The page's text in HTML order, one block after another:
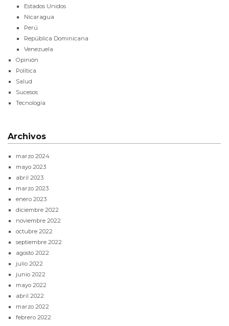
Estados Unidos
Nicaragua
Perú
República Dominicana
Venezuela
Opinión
Política
Salud
Sucesos
Tecnología
Archivos
marzo 2024
mayo 2023
abril 2023
marzo 2023
enero 2023
diciembre 2022
noviembre 2022
octubre 2022
septiembre 2022
agosto 2022
julio 2022
junio 2022
mayo 2022
abril 2022
marzo 2022
febrero 2022